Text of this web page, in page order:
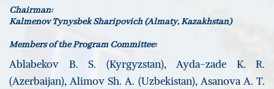
Chairman:
Kalmenov Tynysbek Sharipovich (Almaty, Kazakhstan)
Members of the Program Committee:
Ablabekov B. S. (Kyrgyzstan), Ayda-zade K. R.
(Azerbaijan), Alimov Sh. A. (Uzbekistan), Asanova A. T.